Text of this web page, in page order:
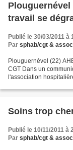
travail se
Publié le 30/03/2011 à
Par sphab/cgt &
Plouguernével (22)
CGT Dans un
l'association
Soins trop
Publié le 10/11/2011 à
Par sphab/cgt &